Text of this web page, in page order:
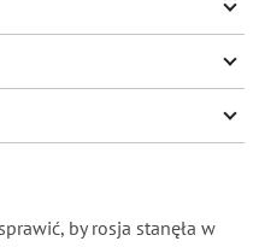
by rosja stanęła w